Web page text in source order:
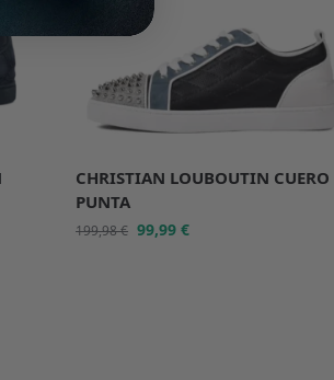
CHRISTIAN LOUBOUTIN CUERO
PUNTA
199,98€ 99,99€